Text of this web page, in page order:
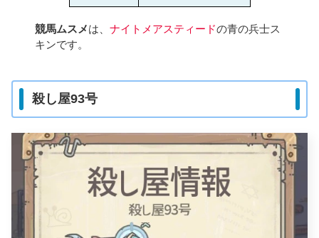
競馬ムスメは、ナイトメアスティードの青の兵士ス
キンです。
殺し屋93号